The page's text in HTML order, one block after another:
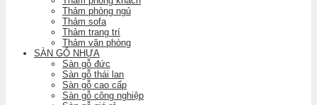
Thảm phòng ngủ
Thảm sofa
Thảm trang trí
Thảm văn phòng
SÀN GỖ NHỰA
Sàn gỗ đức
Sàn gỗ thái lan
Sàn gỗ cao cấp
Sàn gỗ công nghiệp